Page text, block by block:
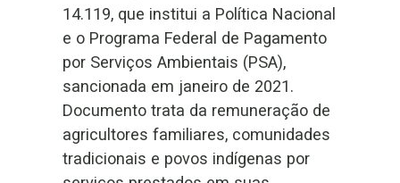
14.119, que institui a Política Nacional
e o Programa Federal de Pagamento
por Serviços Ambientais (PSA),
sancionada em janeiro de 2021.
Documento trata da remuneração de
agricultores familiares, comunidades
tradicionais e povos indígenas por